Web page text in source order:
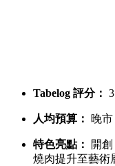
Tabelog 評分：
人均預算： 晚市
特色亮點：
開
燒肉提升至藝術